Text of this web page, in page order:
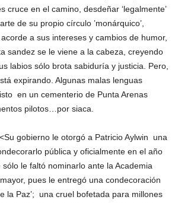
cruce en el camino, desdeñar ‘legalmente’
de su propio círculo ’monárquico’,
a sus intereses y cambios de humor,
sandez se le viene a la cabeza, creyendo
labios sólo brota sabiduría y justicia. Pero,
expirando. Algunas malas lenguas
en un cementerio de Punta Arenas
pilotos…por siaca.
gobierno le otorgó a Patricio Aylwin una
pública y oficialmente en el año
le faltó nominarlo ante la Academia
pues le entregó una condecoración
la Paz’; una cruel bofetada para millones